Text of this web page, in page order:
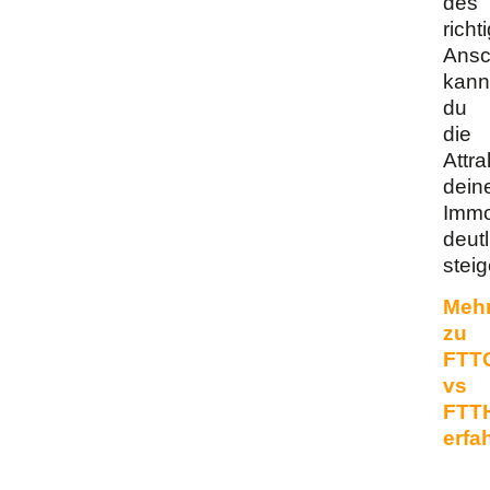
du
die
zu
vs